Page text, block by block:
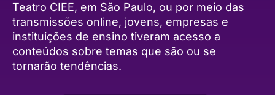
Teatro CIEE, em São Paulo, ou por meio das
transmissões online, jovens, empresas e
instituições de ensino tiveram acesso a
conteúdos sobre temas que são ou se
tornarão tendências.